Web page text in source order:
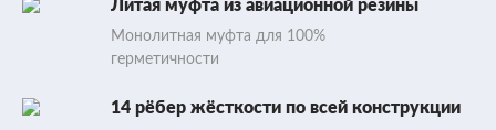
Литая муфта из авиационной резины
Монолитная муфта для 100%
герметичности
14 рёбер жёсткости по всей конструкции